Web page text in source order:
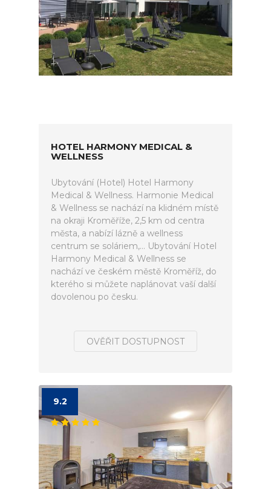
HOTEL HARMONY MEDICAL &
WELLNESS
Ubytování (Hotel) Hotel Harmony
Medical & Wellness. Harmonie Medical
& Wellness se nachází na klidném místě
na okraji Kroměříže, 2,5 km od centra
města, a nabízí lázně a wellness
centrum se soláriem,... Ubytování Hotel
Harmony Medical & Wellness se
nachází ve českém městě Kroměříž, do
kterého si můžete naplánovat vaší další
dovolenou po česku.
OVĚŘIT DOSTUPNOST
9.2